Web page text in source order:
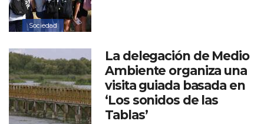
Sociedad
La delegación de Medio
Ambiente organiza una
visita guiada basada en
‘Los sonidos de las
Tablas’